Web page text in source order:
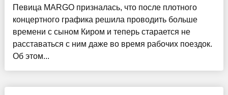
Певица MARGO призналась, что после плотного
концертного графика решила проводить больше
времени с сыном Киром и теперь старается не
расставаться с ним даже во время рабочих поездок.
Об этом...